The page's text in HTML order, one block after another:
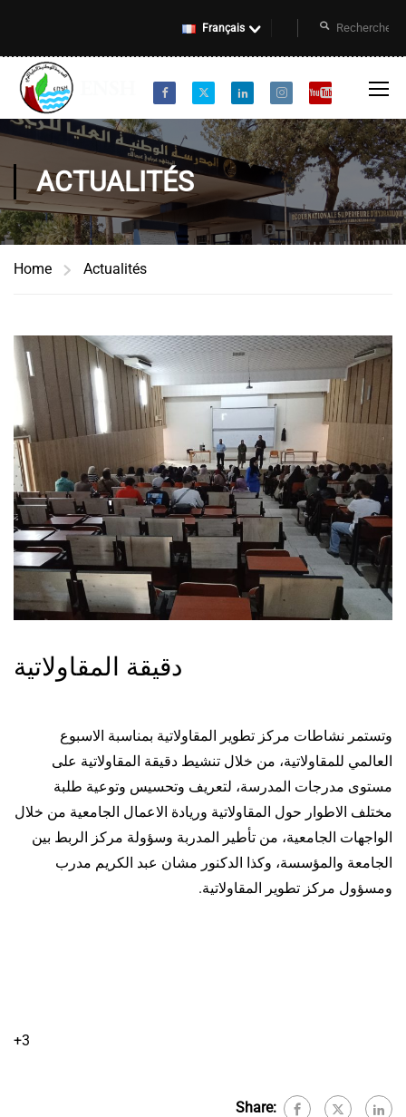
Français
ACTUALITÉS
Home Actualités
دقيقة المقاولاتية
وتستمر نشاطات مركز تطوير المقاولاتية بمناسبة الاسبوع
العالمي للمقاولاتية، من خلال تنشيط دقيقة المقاولاتية على
مستوى مدرجات المدرسة، لتعريف وتحسيس وتوعية طلبة
مختلف الاطوار حول المقاولاتية وريادة الاعمال الجامعية من خلال
الواجهات الجامعية، من تأطير المدربة وسؤولة مركز الربط بين
الجامعة والمؤسسة، وكذا الدكنور مشان عبد الكريم مدرب
ومسؤول مركز تطوير المقاولاتية.
+3
Share: